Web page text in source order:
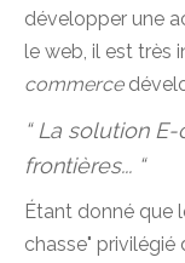
développer une
le web, il est très
commerce
“ La solution
frontières... “
Étant donné que
chasse" privilégié